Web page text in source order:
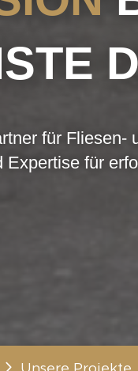
für Fliesen-
Expertise für